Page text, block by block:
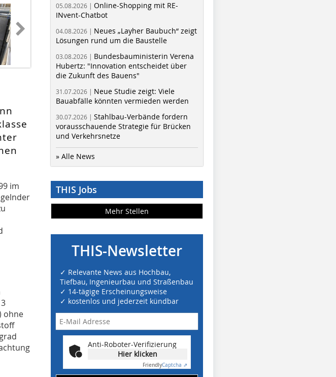
im
ohne
05.08.2026 | Online-Shopping mit RE-
INvent-Chatbot
04.08.2026 | Neues „Layher Baubuch“ zeigt
Lösungen rund um die Baustelle
03.08.2026 | Bundesbauministerin Verena
Hubertz: "Innovation entscheidet über
die Zukunft des Bauens"
31.07.2026 | Neue Studie zeigt: Viele
Bauabfälle könnten vermieden werden
30.07.2026 | Stahlbau-Verbände fordern
vorausschauende Strategie für Brücken
und Verkehrsnetze
» Alle News
THIS Jobs
Mehr Stellen
THIS-Newsletter
✓ Relevante News aus Hochbau,
Tiefbau, Ingenieurbau und Straßenbau
✓ 14-tägige Erscheinungsweise
✓ kostenlos und jederzeit kündbar
Anti-Roboter-Verifizierung
Hier klicken
FriendlyCaptcha ⇗